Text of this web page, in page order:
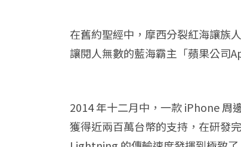
在舊約聖經中，摩西分裂紅海讓族
讓閱人無數的藍海霸主「蘋果公司
2014 年十二月中，一款 iPhone 周
獲得近兩百萬台幣的支持，在研發